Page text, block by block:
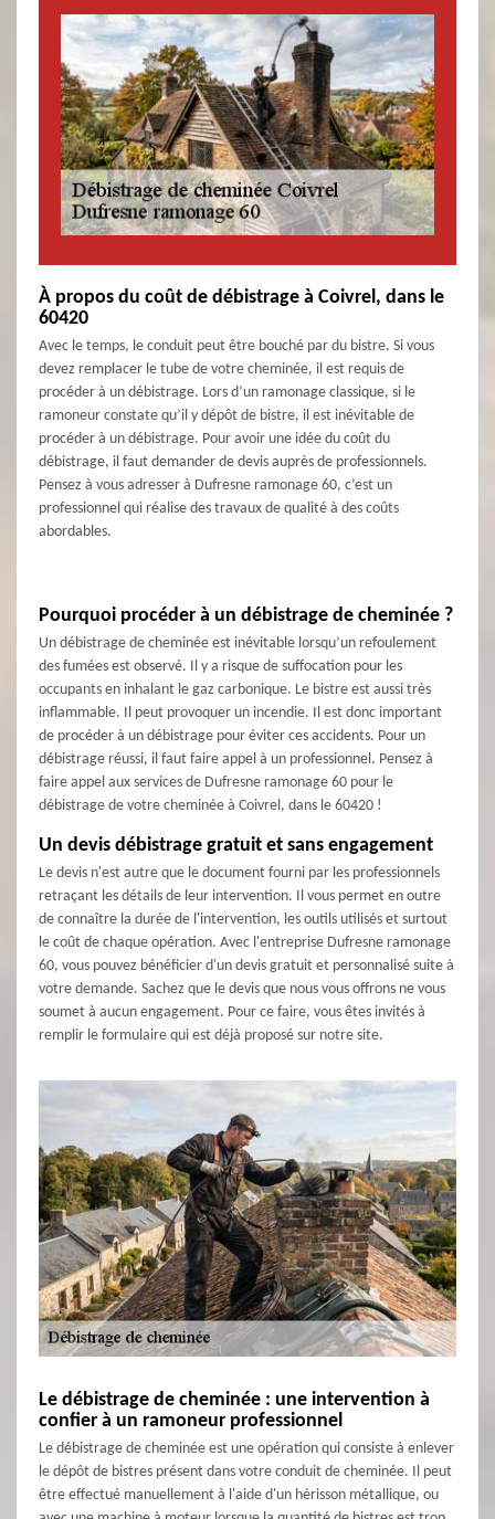
À propos du coût de débistrage à Coivrel, dans le
60420
Avec le temps, le conduit peut être bouché par du bistre. Si vous
devez remplacer le tube de votre cheminée, il est requis de
procéder à un débistrage. Lors d’un ramonage classique, si le
ramoneur constate qu’il y dépôt de bistre, il est inévitable de
procéder à un débistrage. Pour avoir une idée du coût du
débistrage, il faut demander de devis auprès de professionnels.
Pensez à vous adresser à Dufresne ramonage 60, c’est un
professionnel qui réalise des travaux de qualité à des coûts
abordables.
Pourquoi procéder à un débistrage de cheminée ?
Un débistrage de cheminée est inévitable lorsqu’un refoulement
des fumées est observé. Il y a risque de suffocation pour les
occupants en inhalant le gaz carbonique. Le bistre est aussi très
inflammable. Il peut provoquer un incendie. Il est donc important
de procéder à un débistrage pour éviter ces accidents. Pour un
débistrage réussi, il faut faire appel à un professionnel. Pensez à
faire appel aux services de Dufresne ramonage 60 pour le
débistrage de votre cheminée à Coivrel, dans le 60420 !
Un devis débistrage gratuit et sans engagement
Le devis n'est autre que le document fourni par les professionnels
retraçant les détails de leur intervention. Il vous permet en outre
de connaître la durée de l'intervention, les outils utilisés et surtout
le coût de chaque opération. Avec l'entreprise Dufresne ramonage
60, vous pouvez bénéficier d'un devis gratuit et personnalisé suite à
votre demande. Sachez que le devis que nous vous offrons ne vous
soumet à aucun engagement. Pour ce faire, vous êtes invités à
remplir le formulaire qui est déjà proposé sur notre site.
Le débistrage de cheminée : une intervention à
confier à un ramoneur professionnel
Le débistrage de cheminée est une opération qui consiste à enlever
le dépôt de bistres présent dans votre conduit de cheminée. Il peut
être effectué manuellement à l'aide d'un hérisson métallique, ou